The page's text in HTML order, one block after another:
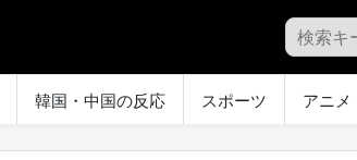
韓国・中国の反応 スポーツ アニメ